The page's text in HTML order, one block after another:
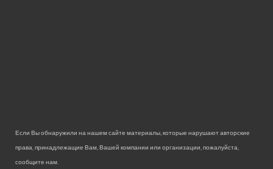
Если Вы обнаружили на нашем сайте материалы, которые нарушают авторские
права, принадлежащие Вам, Вашей компании или организации, пожалуйста,
сообщите нам.